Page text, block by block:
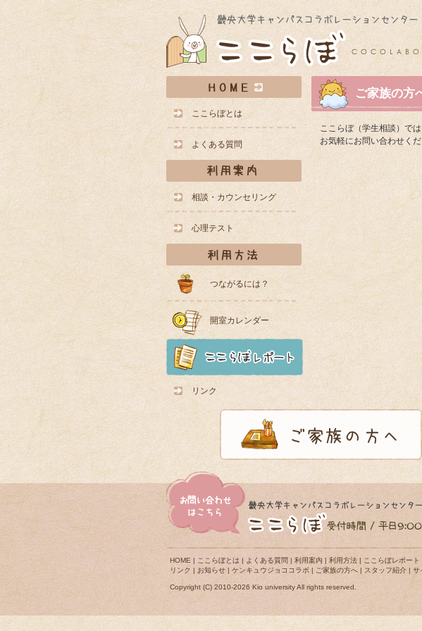
ここらぼとは
よくある質問
相談・カウンセリング
心理テスト
つながるには？
開室カレンダー
リンク
ご家族の方
ここらぼ（学生相談）で
お気軽にお問い合わせくだ
HOME | ここらぼとは | よくある質問 | 利用案内 | 利用方法| ここらぼレポート
リンク | お知らせ| ケンキュウジョココラボ |ご家族の方へ| スタッフ紹介| サ
Copyright (C) 2010-2026 Kio university All rights reserved.